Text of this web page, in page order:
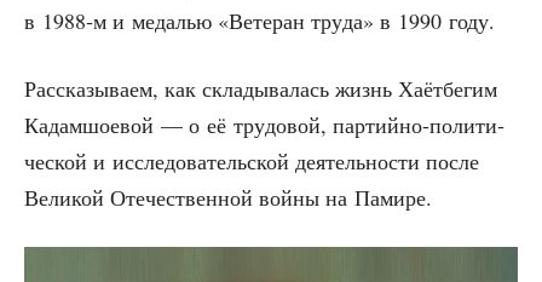
в 1988‑м и меда­лью «Вете­ран тру­да» в 1990 году.
Рас­ска­зы­ва­ем, как скла­ды­ва­лась жизнь Хаёт­бе­гим
Кадам­шо­е­вой — о её тру­до­вой, пар­тий­но-поли­ти­
че­ской и иссле­до­ва­тель­ской дея­тель­но­сти после
Вели­кой Оте­че­ствен­ной вой­ны на Памире.